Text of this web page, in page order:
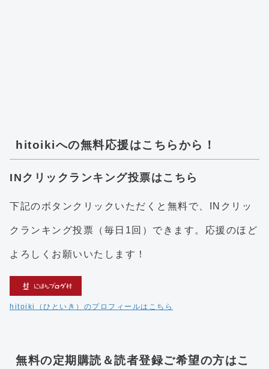
hitoikiへの無料応援はこちらから！
INクリックランキング投票はこちら
下記のボタンクリックいただくと無料で、INクリッ
クランキング投票（毎日1回）できます。応援のほど
よろしくお願いいたします！
hitoiki（ひといき）のプロフィールはこちら
無料の定期購読＆読者登録ご希望の方はこ